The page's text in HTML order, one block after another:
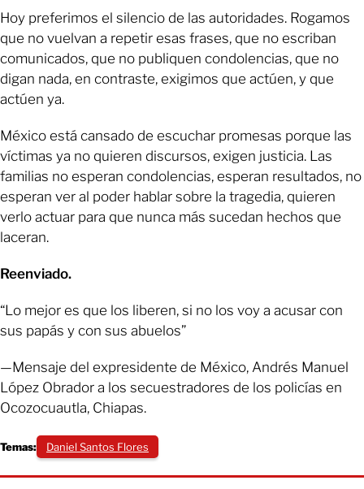
Hoy preferimos el silencio de las autoridades. Rogamos
que no vuelvan a repetir esas frases, que no escriban
comunicados, que no publiquen condolencias, que no
digan nada, en contraste, exigimos que actúen, y que
actúen ya.
México está cansado de escuchar promesas porque las
víctimas ya no quieren discursos, exigen justicia. Las
familias no esperan condolencias, esperan resultados, no
esperan ver al poder hablar sobre la tragedia, quieren
verlo actuar para que nunca más sucedan hechos que
laceran.
Reenviado.
“Lo mejor es que los liberen, si no los voy a acusar con
sus papás y con sus abuelos”
—Mensaje del expresidente de México, Andrés Manuel
López Obrador a los secuestradores de los policías en
Ocozocuautla, Chiapas.
Temas: Daniel Santos Flores